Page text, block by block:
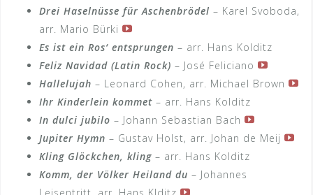
Drei Haselnüsse für Aschenbrödel – Karel Svoboda,
arr. Mario Bürki
Es ist ein Ros‘ entsprungen – arr. Hans Kolditz
Feliz Navidad (Latin Rock) – José Feliciano
Hallelujah – Leonard Cohen, arr. Michael Brown
Ihr Kinderlein kommet – arr. Hans Kolditz
In dulci jubilo – Johann Sebastian Bach
Jupiter Hymn – Gustav Holst, arr. Johan de Meij
Kling Glöckchen, kling – arr. Hans Kolditz
Komm, der Völker Heiland du – Johannes